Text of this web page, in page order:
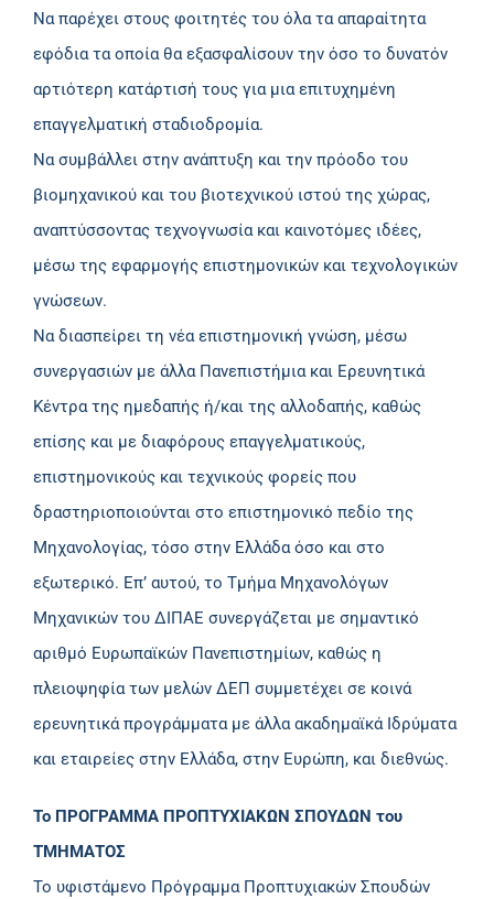
Να παρέχει στους φοιτητές του όλα τα απαραίτητα
εφόδια τα οποία θα εξασφαλίσουν την όσο το δυνατόν
αρτιότερη κατάρτισή τους για μια επιτυχημένη
επαγγελματική σταδιοδρομία.
Να συμβάλλει στην ανάπτυξη και την πρόοδο του
βιομηχανικού και του βιοτεχνικού ιστού της χώρας,
αναπτύσσοντας τεχνογνωσία και καινοτόμες ιδέες,
µέσω της εφαρμογής επιστημονικών και τεχνολογικών
γνώσεων.
Να διασπείρει τη νέα επιστημονική γνώση, μέσω
συνεργασιών με άλλα Πανεπιστήμια και Ερευνητικά
Κέντρα της ημεδαπής ή/και της αλλοδαπής, καθώς
επίσης και με διαφόρους επαγγελματικούς,
επιστημονικούς και τεχνικούς φορείς που
δραστηριοποιούνται στο επιστημονικό πεδίο της
Μηχανολογίας, τόσο στην Ελλάδα όσο και στο
εξωτερικό. Επ’ αυτού, το Τμήμα Μηχανολόγων
Μηχανικών του ΔΙΠΑΕ συνεργάζεται με σημαντικό
αριθμό Ευρωπαϊκών Πανεπιστημίων, καθώς η
πλειοψηφία των μελών ΔΕΠ συμμετέχει σε κοινά
ερευνητικά προγράμματα με άλλα ακαδημαϊκά Ιδρύματα
και εταιρείες στην Ελλάδα, στην Ευρώπη, και διεθνώς.
Το ΠΡΟΓΡΑΜΜΑ ΠΡΟΠΤΥΧΙΑΚΩΝ ΣΠΟΥΔΩΝ του
ΤΜΗΜΑΤΟΣ
Το υφιστάμενο Πρόγραμμα Προπτυχιακών Σπουδών